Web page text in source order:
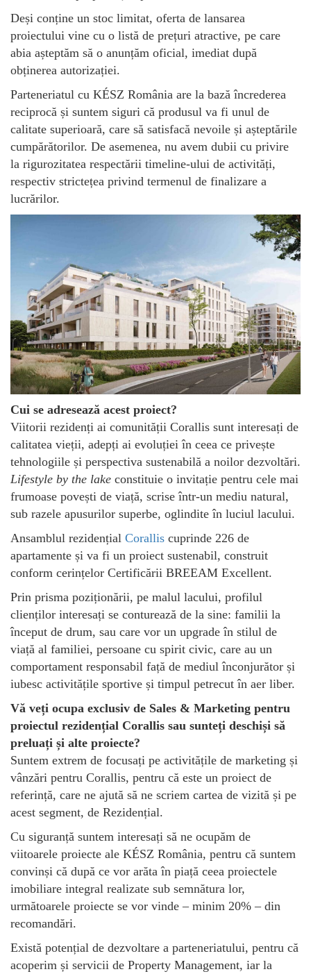
Deși conține un stoc limitat, oferta de lansarea
proiectului vine cu o listă de prețuri atractive, pe care
abia așteptăm să o anunțăm oficial, imediat după
obținerea autorizației.
Parteneriatul cu KÉSZ România are la bază încrederea
reciprocă și suntem siguri că produsul va fi unul de
calitate superioară, care să satisfacă nevoile și așteptările
cumpărătorilor. De asemenea, nu avem dubii cu privire
la rigurozitatea respectării timeline-ului de activități,
respectiv strictețea privind termenul de finalizare a
lucrărilor.
Cui se adresează acest proiect?
Viitorii rezidenți ai comunității Corallis sunt interesați de
calitatea vieții, adepți ai evoluției în ceea ce privește
tehnologiile și perspectiva sustenabilă a noilor dezvoltări.
Lifestyle by the lake constituie o invitație pentru cele mai
frumoase povești de viață, scrise într-un mediu natural,
sub razele apusurilor superbe, oglindite în luciul lacului.
Ansamblul rezidențial Corallis cuprinde 226 de
apartamente și va fi un proiect sustenabil, construit
conform cerințelor Certificării BREEAM Excellent.
Prin prisma poziționării, pe malul lacului, profilul
clienților interesați se conturează de la sine: familii la
început de drum, sau care vor un upgrade în stilul de
viață al familiei, persoane cu spirit civic, care au un
comportament responsabil față de mediul înconjurător și
iubesc activitățile sportive și timpul petrecut în aer liber.
Vă veți ocupa exclusiv de Sales & Marketing pentru
proiectul rezidențial Corallis sau sunteți deschiși să
preluați și alte proiecte?
Suntem extrem de focusați pe activitățile de marketing și
vânzări pentru Corallis, pentru că este un proiect de
referință, care ne ajută să ne scriem cartea de vizită și pe
acest segment, de Rezidențial.
Cu siguranță suntem interesați să ne ocupăm de
viitoarele proiecte ale KÉSZ România, pentru că suntem
convinși că după ce vor arăta în piață ceea proiectele
imobiliare integral realizate sub semnătura lor,
următoarele proiecte se vor vinde – minim 20% – din
recomandări.
Există potențial de dezvoltare a parteneriatului, pentru că
acoperim și servicii de Property Management, iar la